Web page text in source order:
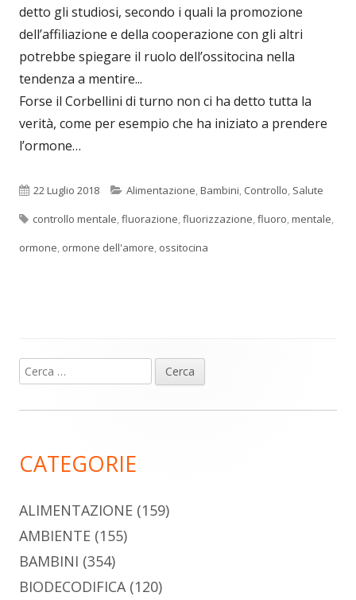
detto gli studiosi, secondo i quali la promozione
dell’affiliazione e della cooperazione con gli altri
potrebbe spiegare il ruolo dell’ossitocina nella
tendenza a mentire...
Forse il Corbellini di turno non ci ha detto tutta la
verità, come per esempio che ha iniziato a prendere
l’ormone…
Pubblicato
22 Luglio 2018 Categorie
Alimentazione,Bambini, Controllo, Salute
Tag
controllo mentale,fluorazione,fluorizzazione,fluoro,mentale,
ormone, ormone dell'amore, ossitocina
Barra
laterale
Ricerca
per:
CATEGORIE
ALIMENTAZIONE (159)
AMBIENTE (155)
BAMBINI (354)
BIODECODIFICA (120)